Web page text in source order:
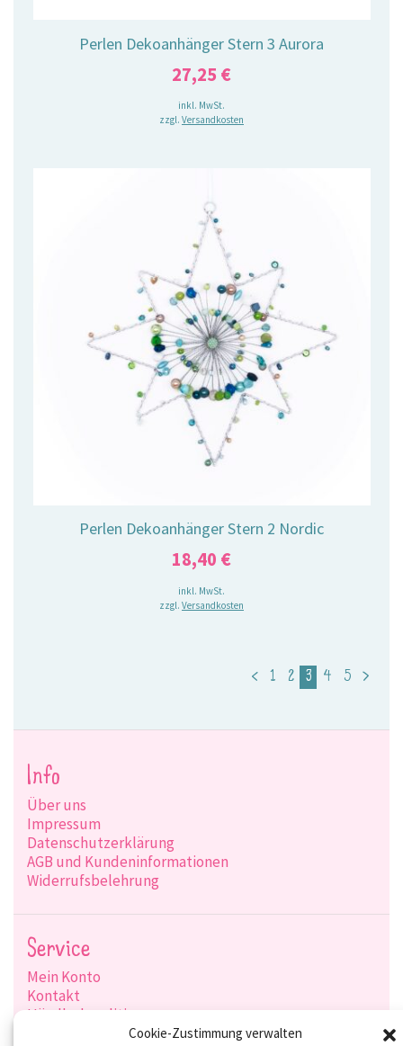
Cookie-Zustimmung verwalten
Perlen Dekoanhänger Stern 3 Aurora
27,25 €
inkl. MwSt.
zzgl. Versandkosten
Perlen Dekoanhänger Stern 2 Nordic
18,40 €
inkl. MwSt.
zzgl. Versandkosten
< 1 2 3 4 5 >
Info
Über uns
Impressum
Datenschutzerklärung
AGB und Kundeninformationen
Widerrufsbelehrung
Service
Mein Konto
Kontakt
Händlerkonditionen